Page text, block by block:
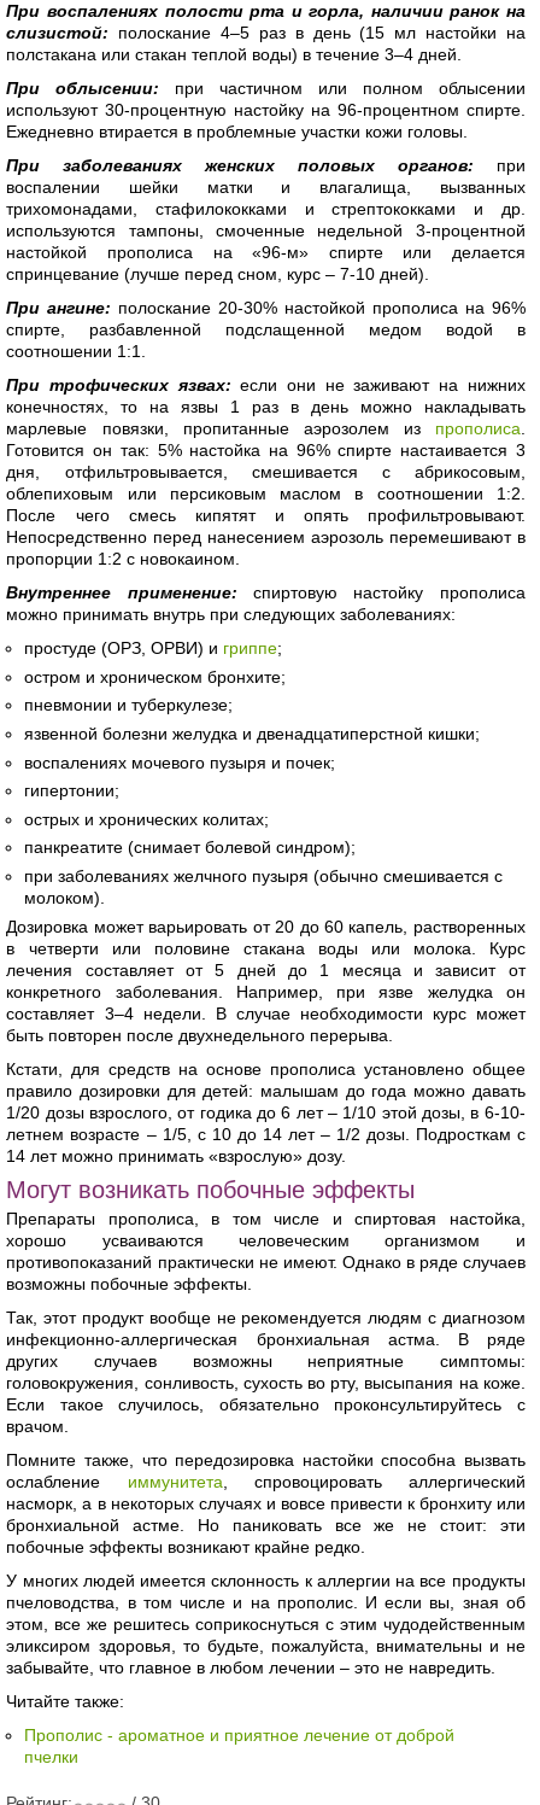
При воспалениях полости рта и горла, наличии ранок на
слизистой: полоскание 4–5 раз в день (15 мл настойки на
полстакана или стакан теплой воды) в течение 3–4 дней.
При облысении: при частичном или полном облысении
используют 30-процентную настойку на 96-процентном спирте.
Ежедневно втирается в проблемные участки кожи головы.
При заболеваниях женских половых органов: при
воспалении шейки матки и влагалища, вызванных
трихомонадами, стафилококками и стрептококками и др.
используются тампоны, смоченные недельной 3-процентной
настойкой прополиса на «96-м» спирте или делается
спринцевание (лучше перед сном, курс – 7-10 дней).
При ангине: полоскание 20-30% настойкой прополиса на 96%
спирте, разбавленной подслащенной медом водой в
соотношении 1:1.
При трофических язвах:если они не заживают на нижних
конечностях, то на язвы 1 раз в день можно накладывать
марлевые повязки, пропитанные аэрозолем из прополиса.
Готовится он так: 5% настойка на 96% спирте настаивается 3
дня, отфильтровывается, смешивается с абрикосовым,
облепиховым или персиковым маслом в соотношении 1:2.
После чего смесь кипятят и опять профильтровывают.
Непосредственно перед нанесением аэрозоль перемешивают в
пропорции 1:2 с новокаином.
Внутреннее применение:спиртовую настойку прополиса
можно принимать внутрь при следующих заболеваниях:
простуде (ОРЗ, ОРВИ) и гриппе;
остром и хроническом бронхите;
пневмонии и туберкулезе;
язвенной болезни желудка и двенадцатиперстной кишки;
воспалениях мочевого пузыря и почек;
гипертонии;
острых и хронических колитах;
панкреатите (снимает болевой синдром);
при заболеваниях желчного пузыря (обычно смешивается с
молоком).
Дозировка может варьировать от 20 до 60 капель, растворенных
в четверти или половине стакана воды или молока. Курс
лечения составляет от 5 дней до 1 месяца и зависит от
конкретного заболевания. Например, при язве желудка он
составляет 3–4 недели. В случае необходимости курс может
быть повторен после двухнедельного перерыва.
Кстати, для средств на основе прополиса установлено общее
правило дозировки для детей: малышам до года можно давать
1/20 дозы взрослого, от годика до 6 лет – 1/10 этой дозы, в 6-10-
летнем возрасте – 1/5, с 10 до 14 лет – 1/2 дозы. Подросткам с
14 лет можно принимать «взрослую» дозу.
Могут возникать побочные эффекты
Препараты прополиса, в том числе и спиртовая настойка,
хорошо усваиваются человеческим организмом и
противопоказаний практически не имеют. Однако в ряде случаев
возможны побочные эффекты.
Так, этот продукт вообще не рекомендуется людям с диагнозом
инфекционно-аллергическая бронхиальная астма. В ряде
других случаев возможны неприятные симптомы:
головокружения, сонливость, сухость во рту, высыпания на коже.
Если такое случилось, обязательно проконсультируйтесь с
врачом.
Помните также, что передозировка настойки способна вызвать
ослабление иммунитета , спровоцировать аллергический
насморк, а в некоторых случаях и вовсе привести к бронхиту или
бронхиальной астме. Но паниковать все же не стоит: эти
побочные эффекты возникают крайне редко.
У многих людей имеется склонность к аллергии на все продукты
пчеловодства, в том числе и на прополис. И если вы, зная об
этом, все же решитесь соприкоснуться с этим чудодейственным
эликсиром здоровья, то будьте, пожалуйста, внимательны и не
забывайте, что главное в любом лечении – это не навредить.
Читайте также:
Прополис - ароматное и приятное лечение от доброй
пчелки